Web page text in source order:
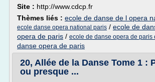
Site : http://www.cdcp.fr
Thèmes liés : ecole de danse de l opera
ecole danse opera national paris / ecole de
opera de paris / ecole de danse opera de paris
danse opera de paris
20, Allée de la Danse Tome 1 :
ou presque ...